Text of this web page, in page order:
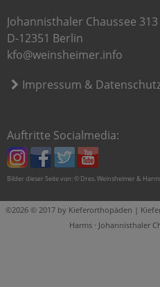
Johannisthaler Chaussee 313
D-12351 Berlin
kfo@weinsheimer.info
Impressum &
Auftritte Socialmedia:
Bilder dieser Seite von: © Dres. Weinsheimer &
©2026 © 2017 by Kieferorthopäden |
Harms · Johannisthaler